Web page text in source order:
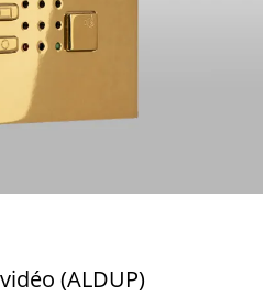
(ALDUP)